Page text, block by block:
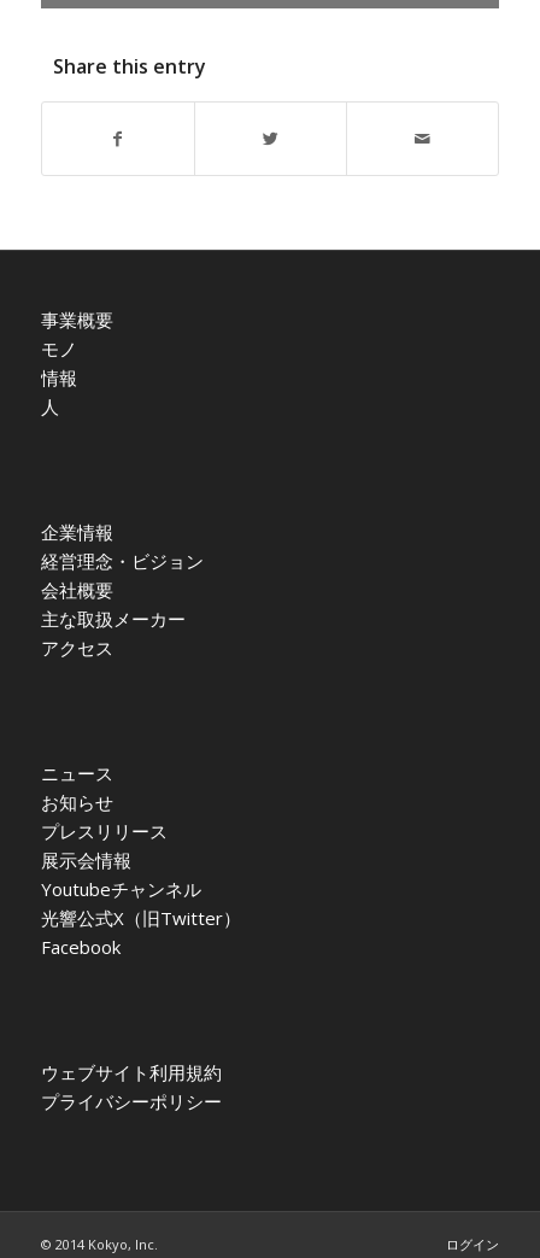
Share this entry
事業概要
モノ
情報
人
企業情報
経営理念・ビジョン
会社概要
主な取扱メーカー
アクセス
ニュース
お知らせ
プレスリリース
展示会情報
Youtubeチャンネル
光響公式X（旧Twitter）
Facebook
ウェブサイト利用規約
プライバシーポリシー
© 2014 Kokyo, Inc. ログイン